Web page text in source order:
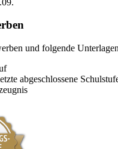
und folgende
abgeschlossene